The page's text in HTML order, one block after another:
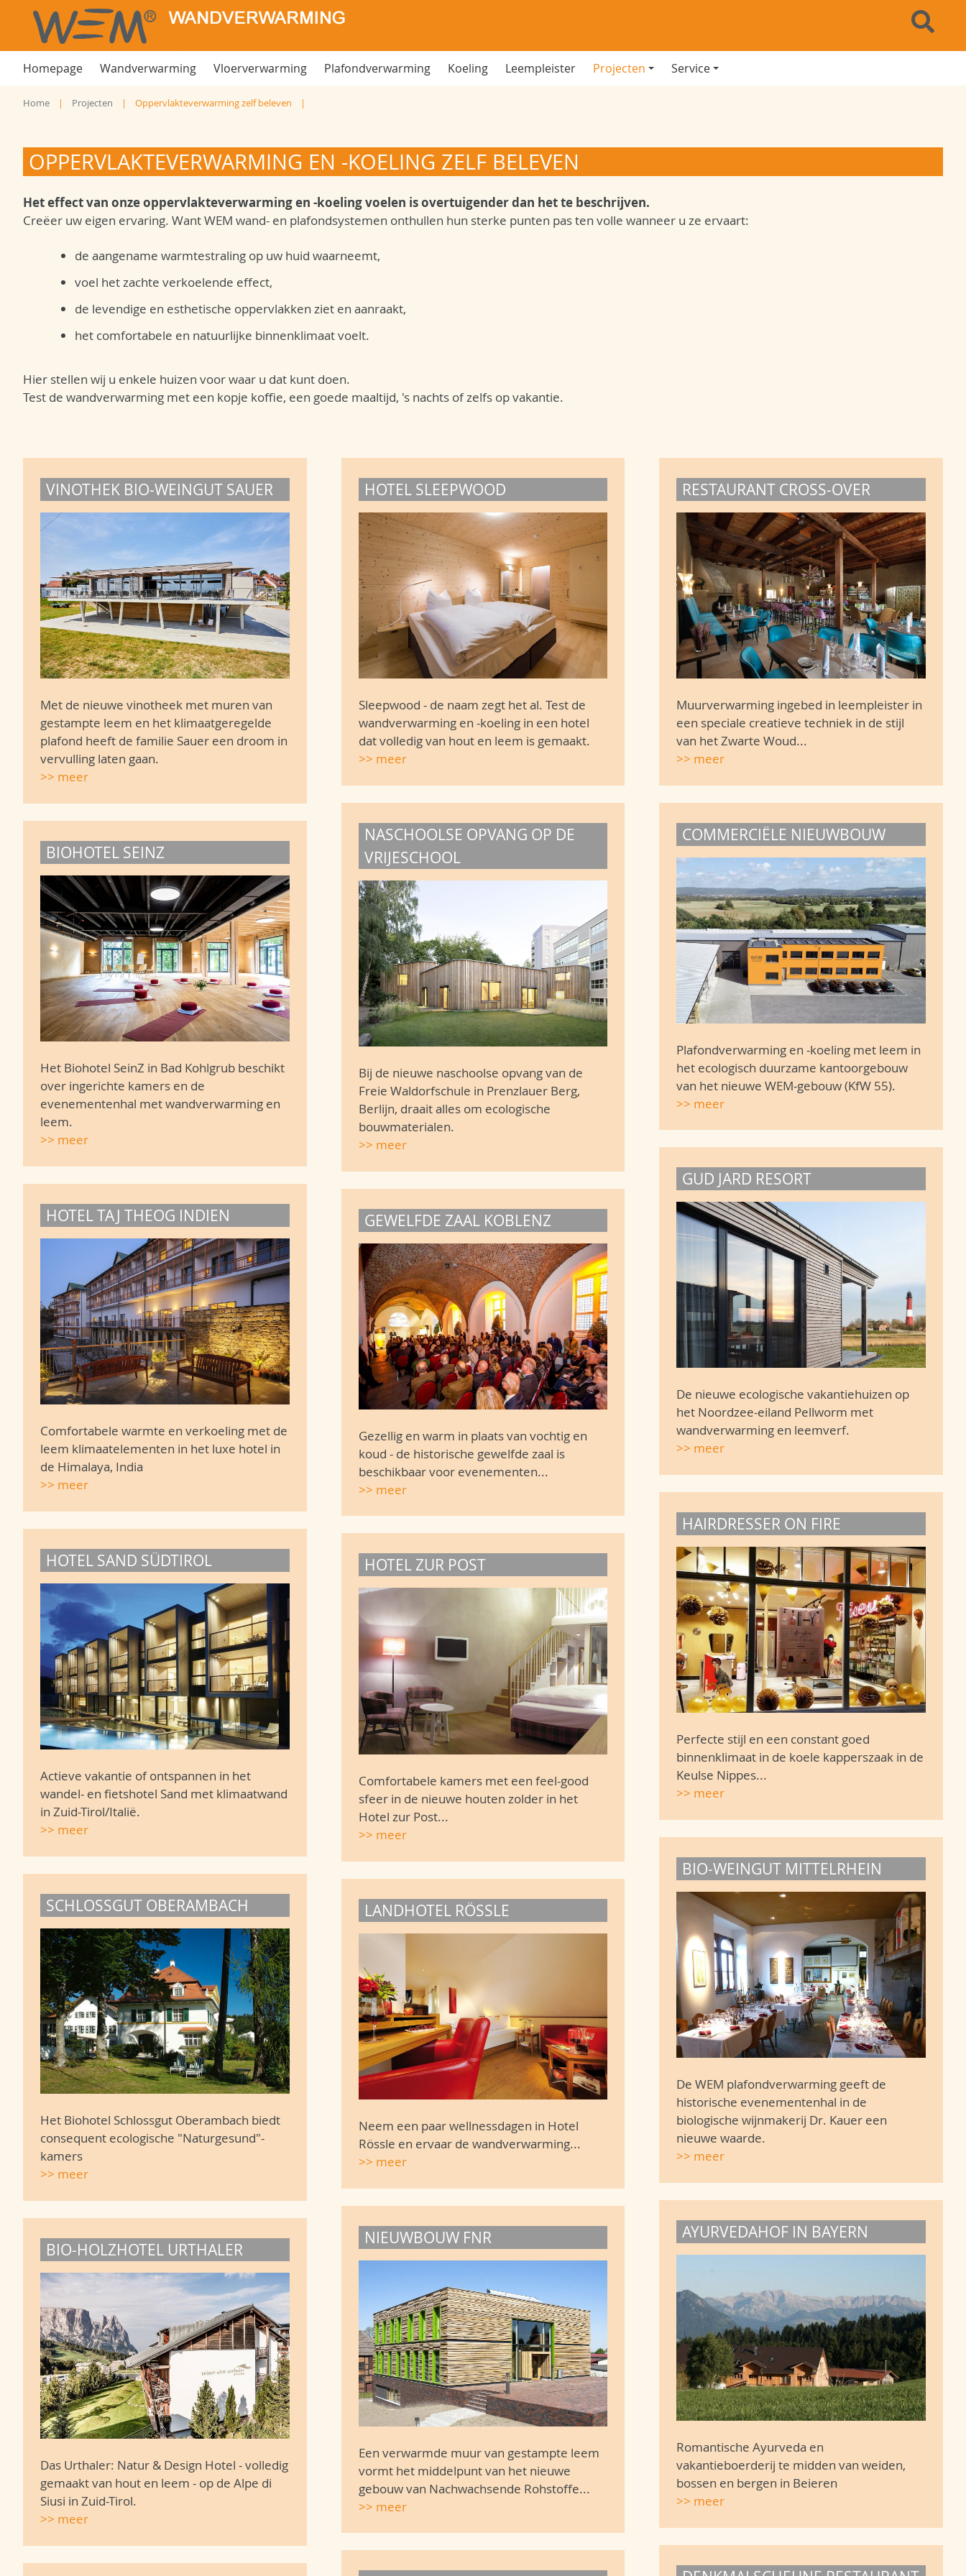
Homepage Wandverwarming Vloerverwarming Plafondverwarming Koeling Leempleister Projecten Service
Home Projecten Oppervlakteverwarming zelf beleven
OPPERVLAKTEVERWARMING EN -KOELING ZELF BELEVEN
Het effect van onze oppervlakteverwarming en -koeling voelen is overtuigender dan het te beschrijven.
Creëer uw eigen ervaring. Want WEM wand- en plafondsystemen onthullen hun sterke punten pas ten volle wanneer u ze ervaart:
de aangename warmtestraling op uw huid waarneemt,
voel het zachte verkoelende effect,
de levendige en esthetische oppervlakken ziet en aanraakt,
het comfortabele en natuurlijke binnenklimaat voelt.
Hier stellen wij u enkele huizen voor waar u dat kunt doen.
Test de wandverwarming met een kopje koffie, een goede maaltijd, 's nachts of zelfs op vakantie.
VINOTHEK BIO-WEINGUT SAUER
Met de nieuwe vinotheek met muren van
gestampte leem en het klimaatgeregelde
plafond heeft de familie Sauer een droom in
vervulling laten gaan.
>> meer
BIOHOTEL SEINZ
Het Biohotel SeinZ in Bad Kohlgrub beschikt
over ingerichte kamers en de
evenementenhal met wandverwarming en
leem.
>> meer
HOTEL TAJ THEOG INDIEN
Comfortabele warmte en verkoeling met de
leem klimaatelementen in het luxe hotel in
de Himalaya, India
>> meer
HOTEL SAND SÜDTIROL
Actieve vakantie of ontspannen in het
wandel- en fietshotel Sand met klimaatwand
in Zuid-Tirol/Italië.
>> meer
SCHLOSSGUT OBERAMBACH
Het Biohotel Schlossgut Oberambach biedt
consequent ecologische "Naturgesund"-
kamers
>> meer
BIO-HOLZHOTEL URTHALER
Das Urthaler: Natur & Design Hotel - volledig
gemaakt van hout en leem - op de Alpe di
Siusi in Zuid-Tirol.
>> meer
HOTEL SLEEPWOOD
Sleepwood - de naam zegt het al. Test de
wandverwarming en -koeling in een hotel
dat volledig van hout en leem is gemaakt.
>> meer
NASCHOOLSE OPVANG OP DE
VRIJESCHOOL
Bij de nieuwe naschoolse opvang van de
Freie Waldorfschule in Prenzlauer Berg,
Berlijn, draait alles om ecologische
bouwmaterialen.
>> meer
GEWELFDE ZAAL KOBLENZ
Gezellig en warm in plaats van vochtig en
koud - de historische gewelfde zaal is
beschikbaar voor evenementen...
>> meer
HOTEL ZUR POST
Comfortabele kamers met een feel-good
sfeer in de nieuwe houten zolder in het
Hotel zur Post...
>> meer
LANDHOTEL RÖSSLE
Neem een paar wellnessdagen in Hotel
Rössle en ervaar de wandverwarming...
>> meer
NIEUWBOUW FNR
Een verwarmde muur van gestampte leem
vormt het middelpunt van het nieuwe
gebouw van Nachwachsende Rohstoffe...
>> meer
RESTAURANT CROSS-OVER
Muurverwarming ingebed in leempleister in
een speciale creatieve techniek in de stijl
van het Zwarte Woud...
>> meer
COMMERCIËLE NIEUWBOUW
Plafondverwarming en -koeling met leem in
het ecologisch duurzame kantoorgebouw
van het nieuwe WEM-gebouw (KfW 55).
>> meer
GUD JARD RESORT
De nieuwe ecologische vakantiehuizen op
het Noordzee-eiland Pellworm met
wandverwarming en leemverf.
>> meer
HAIRDRESSER ON FIRE
Perfecte stijl en een constant goed
binnenklimaat in de koele kapperszaak in de
Keulse Nippes...
>> meer
BIO-WEINGUT MITTELRHEIN
De WEM plafondverwarming geeft de
historische evenementenhal in de
biologische wijnmakerij Dr. Kauer een
nieuwe waarde.
>> meer
AYURVEDAHOF IN BAYERN
Romantische Ayurveda en
vakantieboerderij te midden van weiden,
bossen en bergen in Beieren
>> meer